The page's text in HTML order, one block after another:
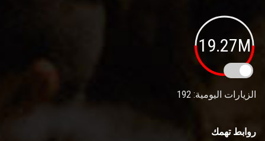
19.27M
الزيارات اليومية: 192
روابط تهمك